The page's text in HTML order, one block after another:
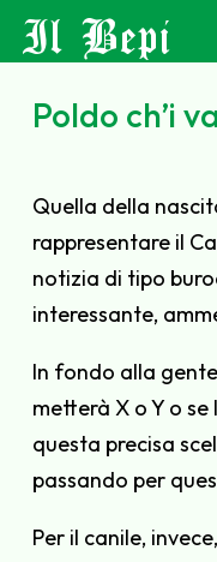
Il Bepi
Poldo ch’i
Quella della
rappresentare il
notizia di tipo
interessante,
In fondo alla
metterà X o Y o
questa precisa
passando per
Per il canile,